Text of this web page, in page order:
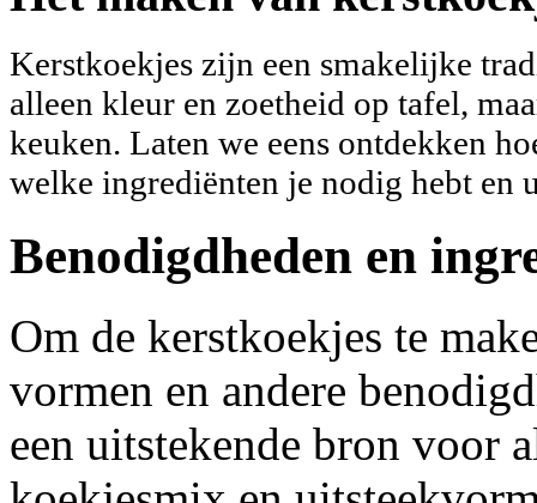
Kerstkoekjes zijn een smakelijke
alleen kleur en zoetheid op tafel,
keuken. Laten we eens ontdekken
welke ingrediënten je nodig hebt en
Benodigdheden en
Om de kerstkoekjes te
vormen en andere
een uitstekende bron voor